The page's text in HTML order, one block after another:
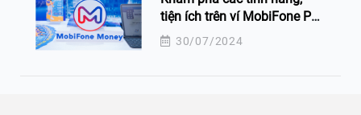
tiện ích trên ví MobiFone Pay
thuộc ứng dụng MobiFone
Money
30/07/2024